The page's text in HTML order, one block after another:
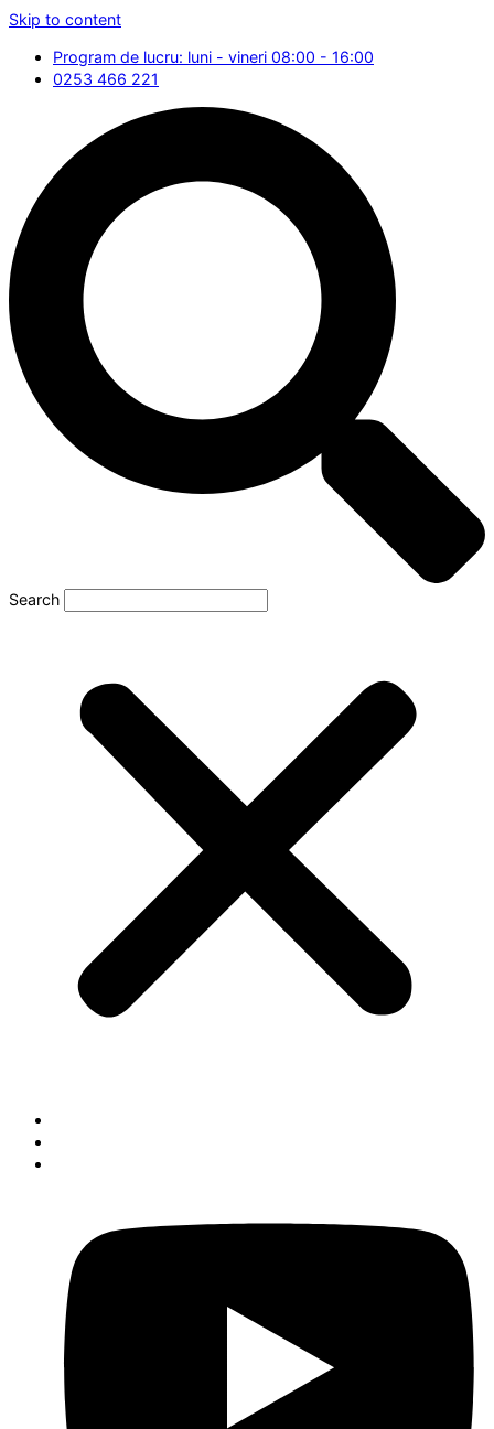
Skip to content
Program de lucru: luni - vineri 08:00 - 16:00
0253 466 221
Search